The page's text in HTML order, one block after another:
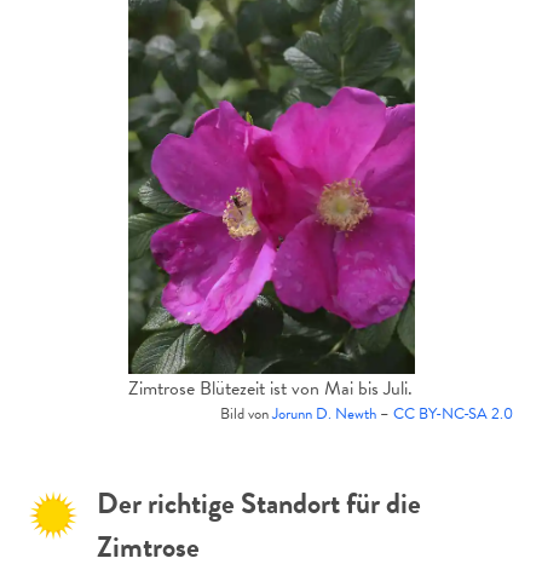
Zimtrose Blütezeit ist von Mai bis Juli.
Bild vonJorunn D. Newth – CC BY-NC-SA 2.0
Der richtige Standort für die
Zimtrose